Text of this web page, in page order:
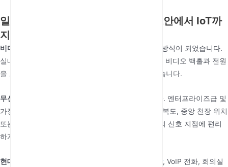
일반적인 애플리케이션 시나리오: 보안에서 IoT까
지
비디오 감시:
PoE는 HD IP 카메라의 표준 전원 공급 방식이 되었습니다.
실내 돔 카메라든 실외 PTZ 카메라든 단일 케이블로 비디오 백홀과 전원
을 모두 처리하여 기둥이나 벽에 쉽게 장착할 수 있습니다.
무선 네트워킹:
이것은 또 다른 주요 응용 분야입니다. 엔터프라이즈급 및
가정용 무선 액세스 포인트는 PoE를 널리 채택하여 복도, 중앙 천장 위치
또는 천장 내부에 전원 접근이 필요 없는 기타 최적의 신호 지점에 편리
하게 배치할 수 있도록 합니다.
현대 오피스 및 IoT:
, VoIP 전화, 회의실